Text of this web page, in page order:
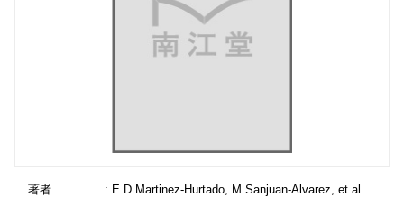
著者
: E.D.Martinez-Hurtado, M.Sanjuan-Alvarez, et al.